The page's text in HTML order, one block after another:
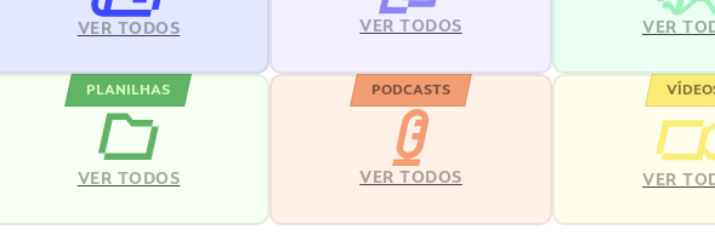
VER TODOS VER TODOS VER
PLANILHAS
VER TODOS
PODCASTS
VER TODOS VER